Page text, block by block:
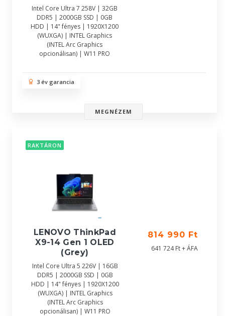
Intel Core Ultra 7 258V | 32GB
DDR5 | 2000GB SSD | 0GB
HDD | 14" fényes | 1920X1200
(WUXGA) | INTEL Graphics
(INTEL Arc Graphics
opcionálisan) | W11 PRO
3 év garancia
MEGNÉZEM
RAKTÁRON
LENOVO ThinkPad
X9-14 Gen 1 OLED
(Grey)
Intel Core Ultra 5 226V | 16GB
DDR5 | 2000GB SSD | 0GB
HDD | 14" fényes | 1920X1200
(WUXGA) | INTEL Graphics
(INTEL Arc Graphics
opcionálisan) | W11 PRO
814 990 Ft
641 724 Ft + ÁFA